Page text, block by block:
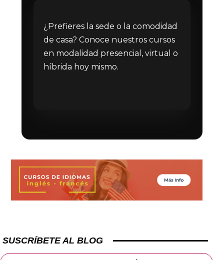
¿Prefieres la sede o la comodidad
de casa? Conoce nuestros cursos
en modalidad presencial, virtual o
híbrida hoy mismo.
SUSCRÍBETE AL BLOG